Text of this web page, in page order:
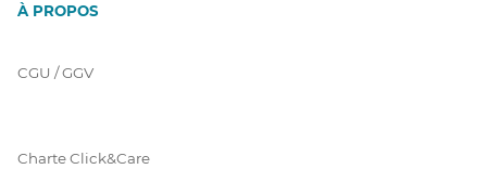
À PROPOS
CGU / GGV
Charte Click&Care